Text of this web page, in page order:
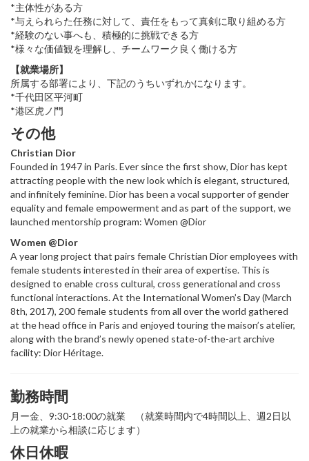
*主体性がある方
*与えられらた任務に対して、責任をもって真剣に取り組める方
*経験のない事へも、積極的に挑戦できる方
*様々な価値観を理解し、チームワーク良く働ける方
【就業場所】
所属する部署により、下記のうちいずれかになります。
*千代田区平河町
*港区虎ノ門
その他
Christian Dior
Founded in 1947 in Paris. Ever since the first show, Dior has kept
attracting people with the new look which is elegant, structured,
and infinitely feminine. Dior has been a vocal supporter of gender
equality and female empowerment and as part of the support, we
launched mentorship program: Women @Dior
Women @Dior
A year long project that pairs female Christian Dior employees with
female students interested in their area of expertise. This is
designed to enable cross cultural, cross generational and cross
functional interactions. At the International Women’s Day (March
8th, 2017), 200 female students from all over the world gathered
at the head office in Paris and enjoyed touring the maison’s atelier,
along with the brand’s newly opened state-of-the-art archive
facility: Dior Héritage.
勤務時間
月ー金、9:30-18:00の就業 （就業時間内で4時間以上、週2日以
上の就業から相談に応じます）
休日休暇